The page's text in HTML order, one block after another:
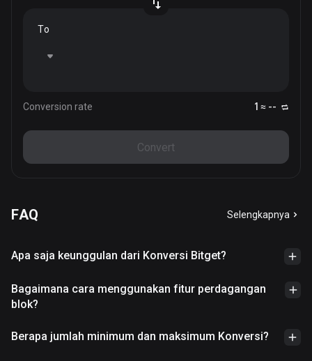
To
Conversion rate 1 ≈ --
Convert
FAQ Selengkapnya
Apa saja keunggulan dari Konversi Bitget?
Bagaimana cara menggunakan fitur perdagangan
blok?
Berapa jumlah minimum dan maksimum Konversi?